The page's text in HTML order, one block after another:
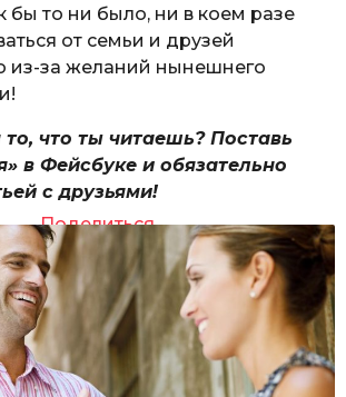
бы то ни было, ни в коем разе
от семьи и друзей
из-за желаний нынешнего
то, что ты читаешь? Поставь
в Фейсбуке и обязательно
с друзьями!
Поделиться